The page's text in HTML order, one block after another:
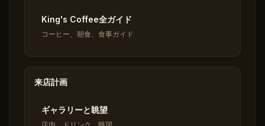
King's Coffee全ガイド
コーヒー、朝食、食事ガイド
来店計画
ギャラリーと眺望